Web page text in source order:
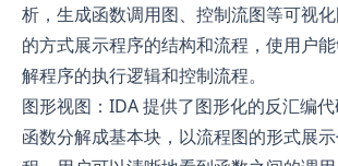
析，生成函数调用图、控制流图等可视
的方式展示程序的结构和流程，使用户
解程序的执行逻辑和控制流程。
图形视图：IDA 提供了图形化的反汇编
函数分解成基本块，以流程图的形式展